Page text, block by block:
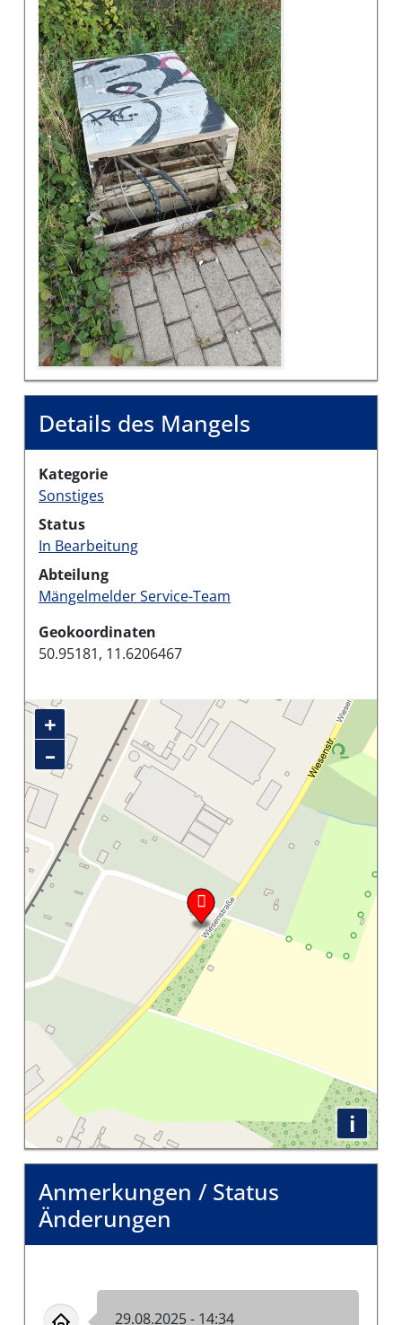
Details des Mangels
Kategorie
Sonstiges
Status
In Bearbeitung
Abteilung
Mängelmelder Service-Team
Geokoordinaten
50.95181, 11.6206467
+
–
i
Anmerkungen / Status
Änderungen
29.08.2025 - 14:34